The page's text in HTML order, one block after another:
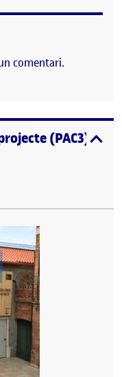
comentari.
(PAC3)
11:36 pm
– Reflexió d’un projecte